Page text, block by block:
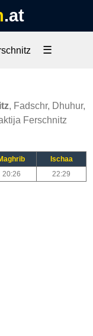
.at
☰
, Fadschr, Dhuhur,
Ferschnitz
Ischaa
20:26 22:29